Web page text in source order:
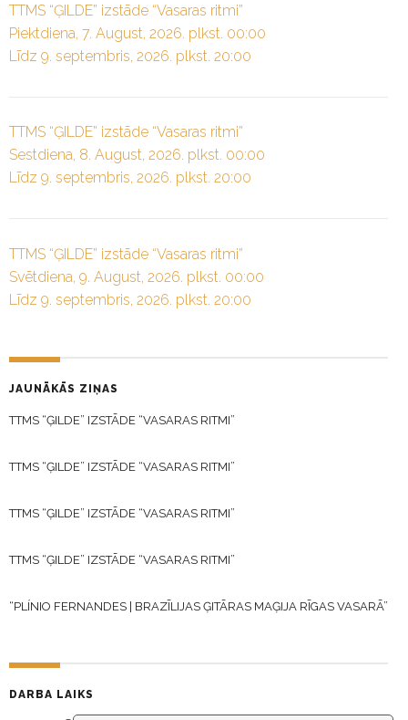
TTMS “ĢILDE” izstāde “Vasaras ritmi”
Piektdiena, 7. August, 2026. plkst. 00:00
Līdz 9. septembris, 2026. plkst. 20:00
TTMS “ĢILDE” izstāde “Vasaras ritmi”
Sestdiena, 8. August, 2026. plkst. 00:00
Līdz 9. septembris, 2026. plkst. 20:00
TTMS “ĢILDE” izstāde “Vasaras ritmi”
Svētdiena, 9. August, 2026. plkst. 00:00
Līdz 9. septembris, 2026. plkst. 20:00
JAUNĀKĀS ZIŅAS
TTMS “ĢILDE” IZSTĀDE “VASARAS RITMI”
TTMS “ĢILDE” IZSTĀDE “VASARAS RITMI”
TTMS “ĢILDE” IZSTĀDE “VASARAS RITMI”
TTMS “ĢILDE” IZSTĀDE “VASARAS RITMI”
“PLÍNIO FERNANDES | BRAZĪLIJAS ĢITĀRAS MAĢIJA RĪGAS VASARĀ”
DARBA LAIKS